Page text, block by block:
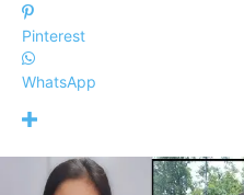
Pinterest
WhatsApp